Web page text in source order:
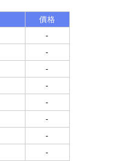
價格
-
-
-
-
-
-
-
-